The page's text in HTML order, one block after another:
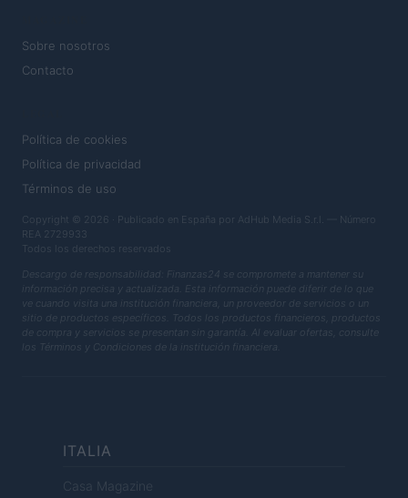
Sobre nosotros
Contacto
Política de cookies
Política de privacidad
Términos de uso
Copyright © 2026 · Publicado en España por AdHub Media S.r.l. — Número
REA 2729933
Todos los derechos reservados
Descargo de responsabilidad: Finanzas24 se compromete a mantener su
información precisa y actualizada. Esta información puede diferir de lo que
ve cuando visita una institución financiera, un proveedor de servicios o un
sitio de productos específicos. Todos los productos financieros, productos
de compra y servicios se presentan sin garantía. Al evaluar ofertas, consulte
los Términos y Condiciones de la institución financiera.
ITALIA
Casa Magazine